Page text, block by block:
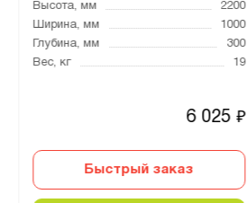
Высота, мм
2200
Ширина, мм
1000
Глубина, мм
300
Вес, кг
19
6 025₽
Быстрый заказ